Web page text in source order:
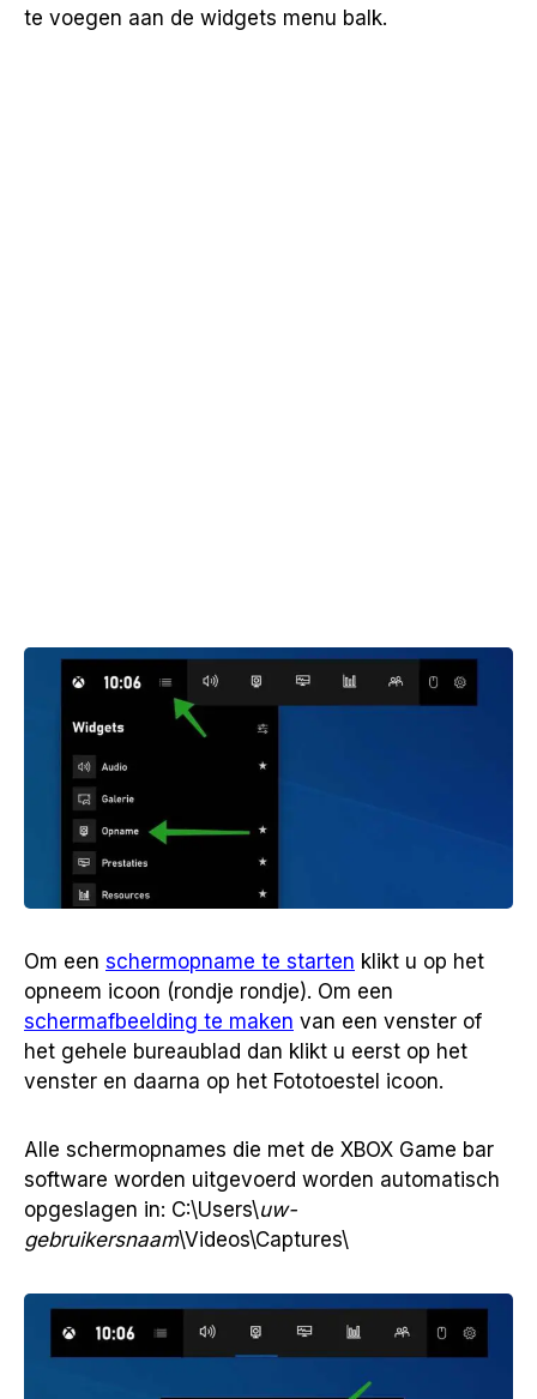
te voegen aan de widgets menu balk.
Om een schermopname te starten klikt u op het
opneem icoon (rondje rondje). Om een
schermafbeelding te maken van een venster of
het gehele bureaublad dan klikt u eerst op het
venster en daarna op het Fototoestel icoon.
Alle schermopnames die met de XBOX Game bar
software worden uitgevoerd worden automatisch
opgeslagen in: C:\Users\uw-
gebruikersnaam\Videos\Captures\